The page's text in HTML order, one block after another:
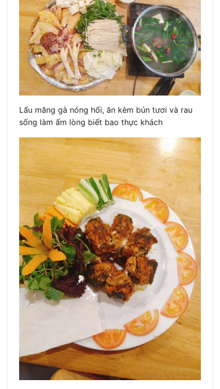
Lẩu măng gà nóng hổi, ăn kèm bún tươi và rau
sống làm ấm lòng biết bao thực khách